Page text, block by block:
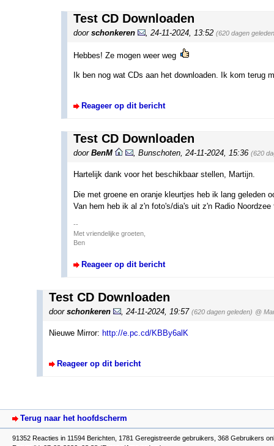
Test CD Downloaden
door schonkeren , 24-11-2024, 13:52 (620 dagen
Hebbes! Ze mogen weer weg
Ik ben nog wat CDs aan het downloaden. Ik kom terug
Reageer op dit bericht
Test CD Downloaden
door BenM , Bunschoten, 24-11-2024, 15:36 (620
Hartelijk dank voor het beschikbaar stellen, Martijn.
Die met groene en oranje kleurtjes heb ik lang geleden
Van hem heb ik al z'n foto's/dia's uit z'n Radio
--
Met vriendelijke groeten,
Ben
Reageer op dit bericht
Test CD Downloaden
door schonkeren 24-11-2024, 19:57 (620 dagen geleden) @
Nieuwe Mirror: http://e.pc.cd/KBBy6alK
Reageer op dit bericht
Terug naar het hoofdscherm
91352 Reacties in 11594 Berichten, 1781 Geregistreerde gebruikers, 368 Gebruikers